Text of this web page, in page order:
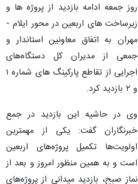
روز جمعه ادامه بازدید از پروژه ها و
زیرساخت های اربعین در محور ایلام -
مهران به اتفاق معاونین استاندار و
جمعی از مدیران کل دستگاه‌های
اجرایی از تقاطع پارکینگ های شماره ۱
و ۲ بازدید کرد.
وی در حاشیه این بازدید در جمع
خبرنگاران گفت: یکی از مهمترین
اولویت‌ها تکمیل پروژه‌های اربعین
است و به همین منظور امروز و بعد از
نماز صبح، بازدید میدانی از پروژه‌های